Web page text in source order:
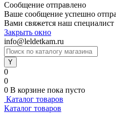
Сообщение отправлено
Ваше сообщение успешно
Вами свяжется наш специалист
Закрыть окно
info@leldetkam.ru
0
0
0 В корзине пока пусто
Каталог товаров
Каталог товаров